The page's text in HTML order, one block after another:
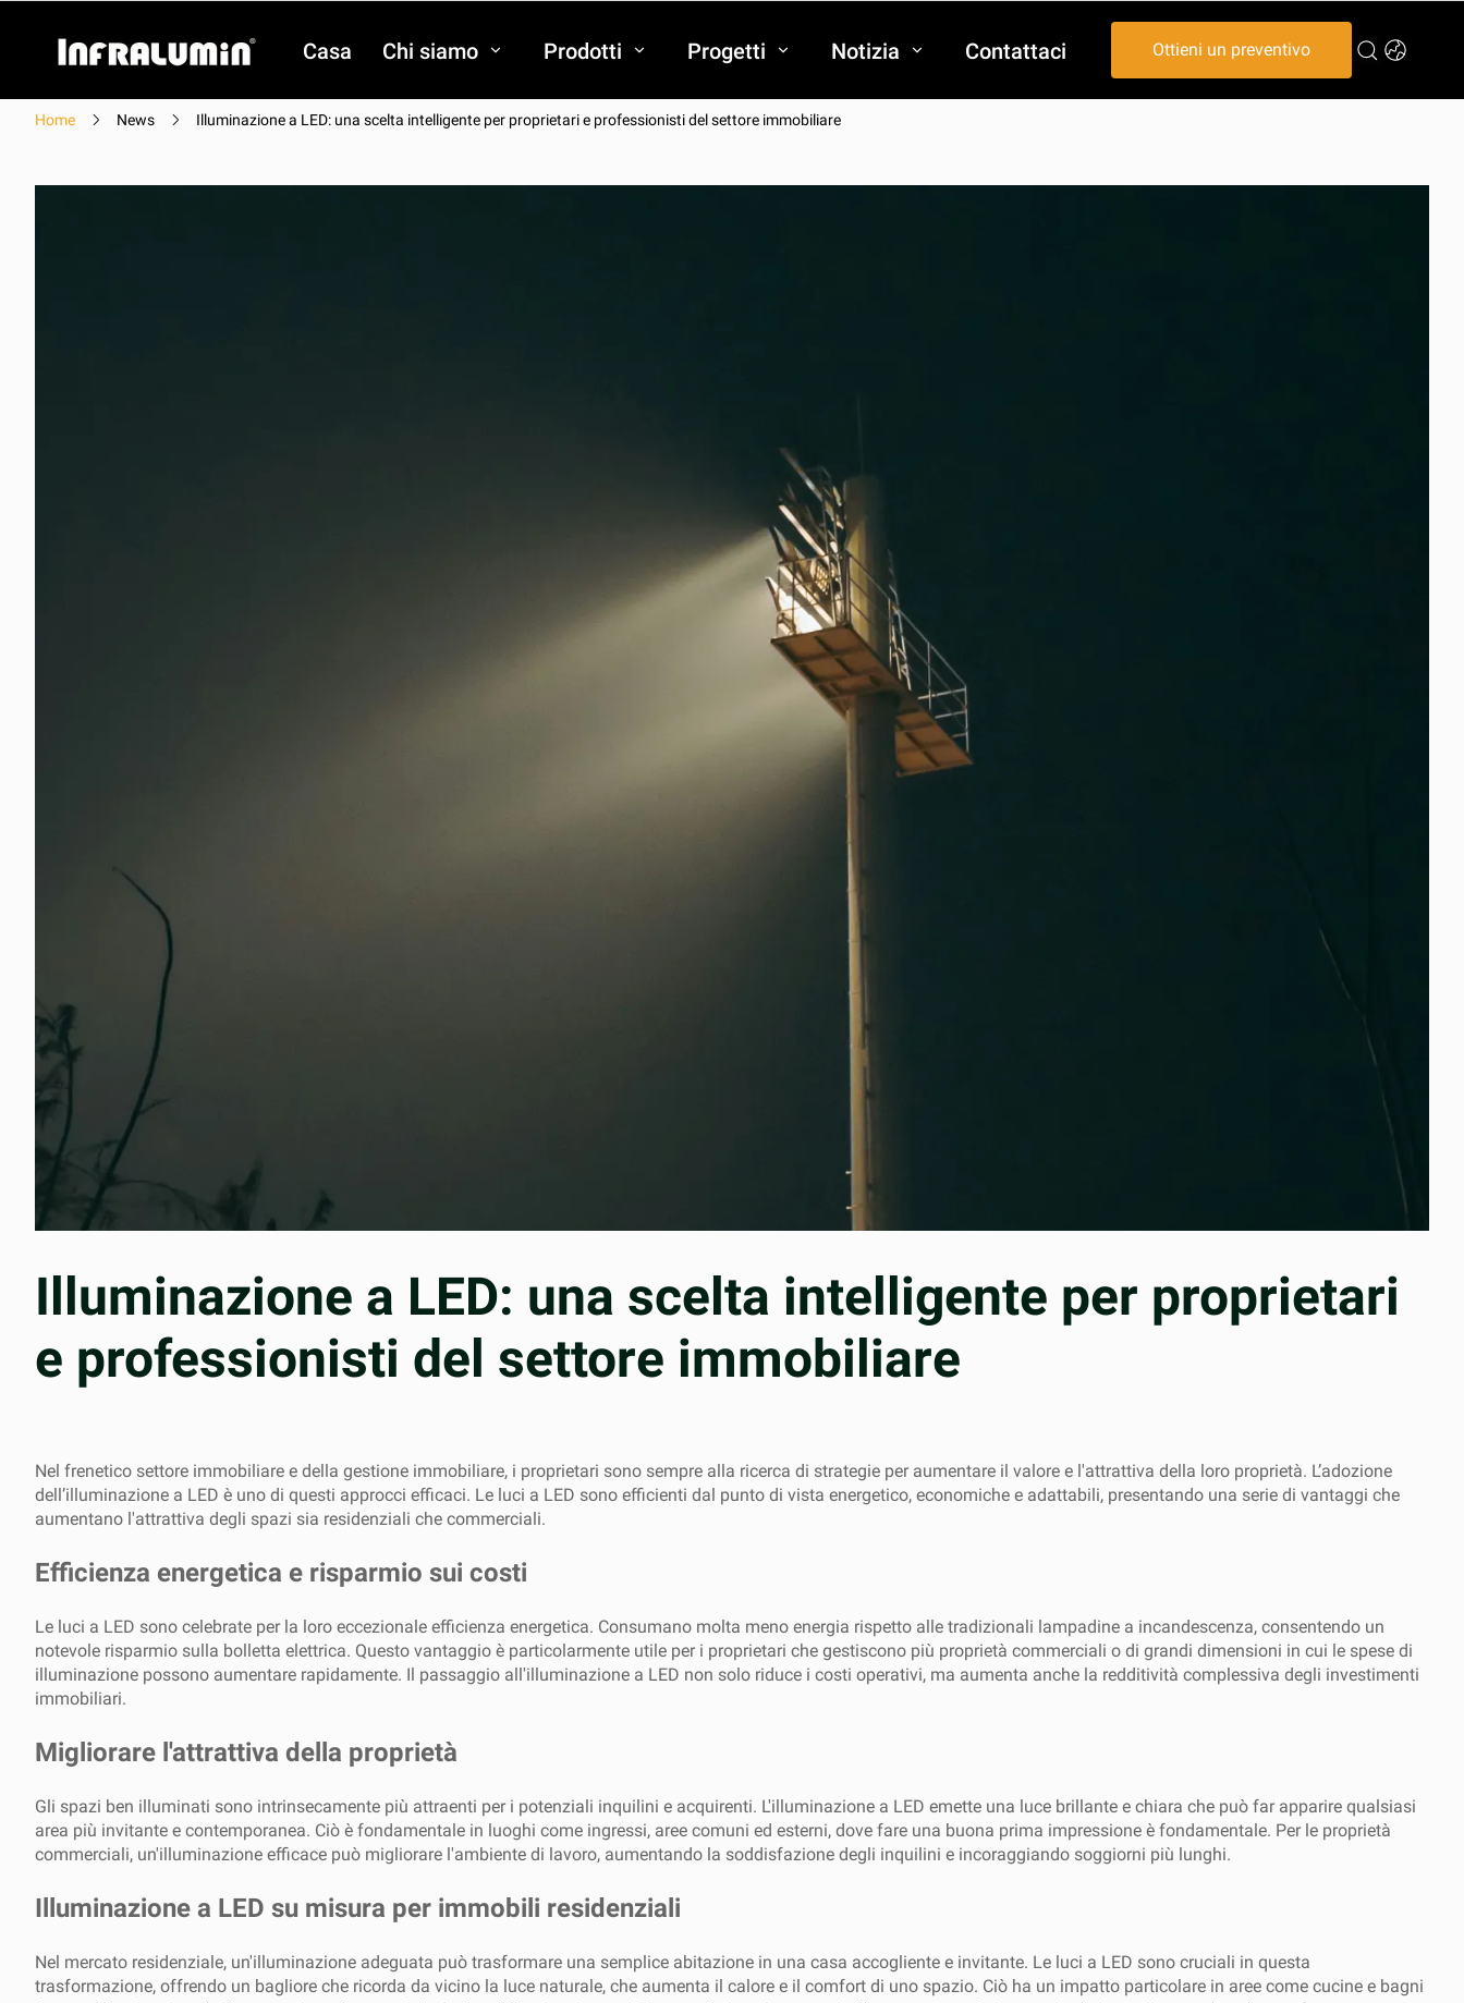
Casa Chi siamo Prodotti Progetti Notizia Contattaci Ottieni un preventivo
Home News Illuminazione a LED: una scelta intelligente per proprietari e professionisti del settore immobiliare
Illuminazione a LED: una scelta intelligente per proprietari
e professionisti del settore immobiliare
Nel frenetico settore immobiliare e della gestione immobiliare, i proprietari sono sempre alla ricerca di strategie per aumentare il valore e l'attrattiva della loro proprietà. L’adozione
dell’illuminazione a LED è uno di questi approcci efficaci. Le luci a LED sono efficienti dal punto di vista energetico, economiche e adattabili, presentando una serie di vantaggi che
aumentano l'attrattiva degli spazi sia residenziali che commerciali.
Efficienza energetica e risparmio sui costi
Le luci a LED sono celebrate per la loro eccezionale efficienza energetica. Consumano molta meno energia rispetto alle tradizionali lampadine a incandescenza, consentendo un
notevole risparmio sulla bolletta elettrica. Questo vantaggio è particolarmente utile per i proprietari che gestiscono più proprietà commerciali o di grandi dimensioni in cui le spese di
illuminazione possono aumentare rapidamente. Il passaggio all'illuminazione a LED non solo riduce i costi operativi, ma aumenta anche la redditività complessiva degli investimenti
immobiliari.
Migliorare l'attrattiva della proprietà
Gli spazi ben illuminati sono intrinsecamente più attraenti per i potenziali inquilini e acquirenti. L'illuminazione a LED emette una luce brillante e chiara che può far apparire qualsiasi
area più invitante e contemporanea. Ciò è fondamentale in luoghi come ingressi, aree comuni ed esterni, dove fare una buona prima impressione è fondamentale. Per le proprietà
commerciali, un'illuminazione efficace può migliorare l'ambiente di lavoro, aumentando la soddisfazione degli inquilini e incoraggiando soggiorni più lunghi.
Illuminazione a LED su misura per immobili residenziali
Nel mercato residenziale, un'illuminazione adeguata può trasformare una semplice abitazione in una casa accogliente e invitante. Le luci a LED sono cruciali in questa
trasformazione, offrendo un bagliore che ricorda da vicino la luce naturale, che aumenta il calore e il comfort di uno spazio. Ciò ha un impatto particolare in aree come cucine e bagni